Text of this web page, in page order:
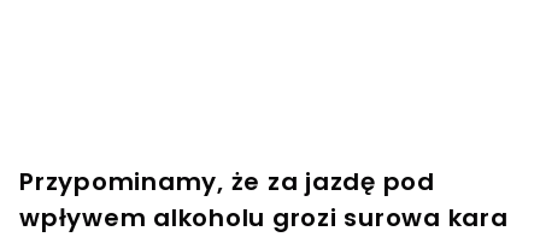
Przypominamy, że za jazdę pod
wpływem alkoholu grozi surowa kara